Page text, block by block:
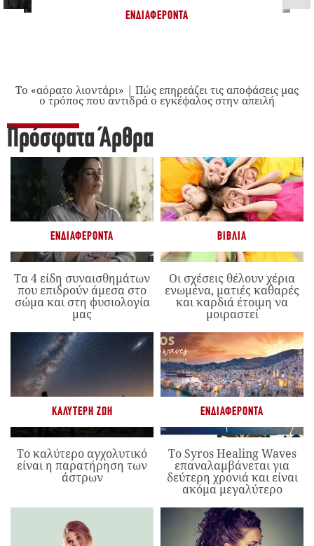
ΕΝΔΙΑΦΈΡΟΝΤΑ
Το «αόρατο λιοντάρι» | Πώς επηρεάζει τις αποφάσεις μας
ο τρόπος που αντιδρά ο εγκέφαλος στην απειλή
Πρόσφατα Άρθρα
ΕΝΔΙΑΦΈΡΟΝΤΑ
Τα 4 είδη συναισθημάτων
που επιδρούν άμεσα στο
σώμα και στη φυσιολογία
μας
ΒΙΒΛΊΑ
Οι σχέσεις θέλουν χέρια
ενωμένα, ματιές καθαρές
και καρδιά έτοιμη να
μοιραστεί
ΚΑΛΎΤΕΡΗ ΖΩΉ
Το καλύτερο αγχολυτικό
είναι η παρατήρηση των
άστρων
ΕΝΔΙΑΦΈΡΟΝΤΑ
Το Syros Healing Waves
επαναλαμβάνεται για
δεύτερη χρονιά και είναι
ακόμα μεγαλύτερο